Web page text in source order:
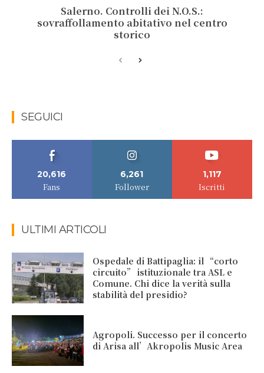
Salerno. Controlli dei N.O.S.:
sovraffollamento abitativo nel centro
storico
SEGUICI
20,616
Fans
6,261
Follower
1,117
Iscritti
ULTIMI ARTICOLI
Ospedale di Battipaglia: il “corto
circuito” istituzionale tra ASL e
Comune. Chi dice la verità sulla
stabilità del presidio?
Agropoli. Successo per il concerto
di Arisa all’Akropolis Music Area